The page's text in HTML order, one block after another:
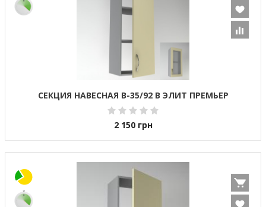
СЕКЦИЯ НАВЕСНАЯ В-35/92 В ЭЛИТ ПРЕМЬЕР
2 150 грн